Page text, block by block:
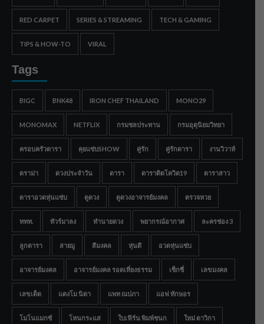
RED CARPET SERIES & STREAMING TECH & GAMING
TIPS & HOW-TO VIRAL
Tags
BIGC BNK48 IRON CHEF THAILAND MONO29
MONOMAX NETFLIX กรมชลประทาน กรมอุตุนิยมวิทยา
ครอบครัวดารา คุยแซ่บSHOW คู่รัก คู่รักดารา งานวิวาห์
ดราม่า ดวงประจำวัน ดารา ดาราติดโควิด19 ดาราสาว
ดาราอวดหุ่นแซ่บ ดูดวง ดูดวงอาจารย์มงคล ตรวจหวย
ททท. ทัวร์มาลง ทำนายดวง พยากรณ์อากาศ ละครช่อง 3
ลูกดารา สายมู สีมงคล หุ่นดี อวดหุ่นแซ่บ
อาจารย์มงคล อาจารย์มงคล รอดเที่ยงธรรม เซ็กซี่ เลขมงคล
เลขเด็ด แตงโม นิดา แพท ณปภา แอฟ ทักษอร
โมโนแมกซ์ โหนกระแส ใบเฟิร์น พิมพ์ชนก ใหม่ ดาวิกา